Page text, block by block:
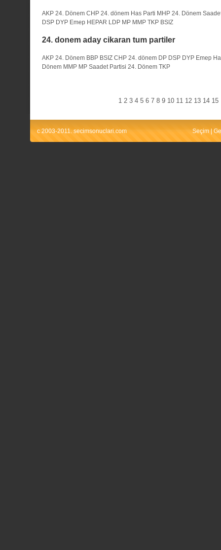
AKP 24. Dönem CHP 24. dönem Has Parti MHP 24. Dönem
DSP DYP Emep HEPAR LDP MP MMP TKP BSIZ
24. donem aday cikaran tum partiler
AKP 24. Dönem BBP BSIZ CHP 24. dönem DP DSP DYP Emep
Dönem MMP MP Saadet Partisi 24. Dönem TKP
1 2 3 4 5 6 7 8 9 10 11 12 13 14 15
c 2003-2011. secimsonuclari.com Seçim |